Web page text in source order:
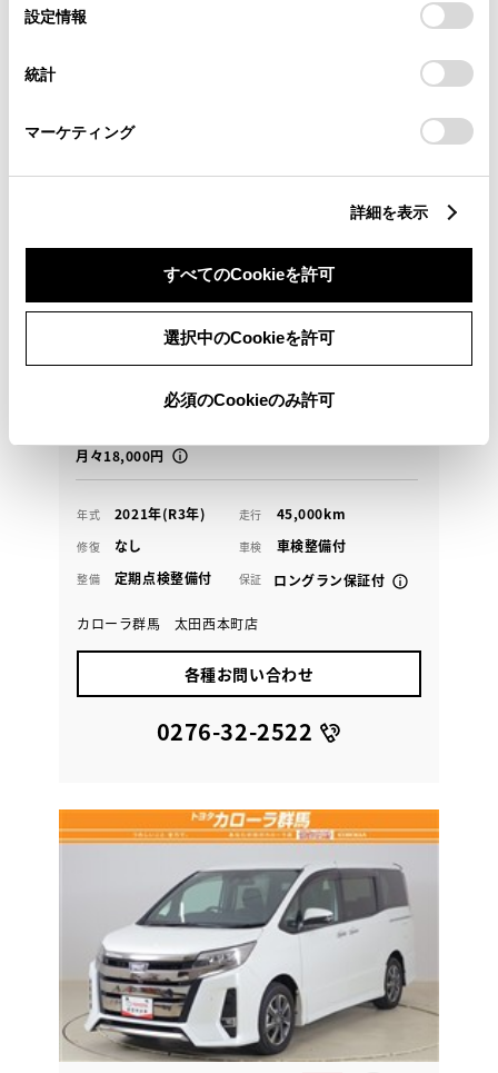
デバイスにすべてのCookie(クッキー)が保存されることに同
意したことになります。Cookie(クッキー)のオプトアウト、
設定の変更、同意を撤回したりするにあたっては、当社の
「Cookie（クッキー）情報の取り扱いについて
」をご覧くだ
設定情報
統計
マーケティング
詳細を表示
すべてのCookieを許可
選択中のCookieを許可
必須のCookieのみ許可
群馬県（埼玉県、栃木県の隣接市町村のみ）のお客様
で現車確認と店頭引渡が条件での販売となります。
142.6 万円
車両価格 135万円 諸費用 7.6万円
※ 価格は展示店にて8月登録の場合 ※ 消費税10％込み
月々18,000円
年式 2021年(R3年) 走行 45,000km
修復 なし 車検 車検整備付
整備 定期点検整備付 保証 ロングラン保証付
カローラ群馬 太田西本町店
各種お問い合わせ
0276-32-2522